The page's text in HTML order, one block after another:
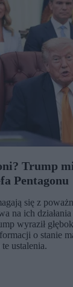
Trump
Pentagonu
się z
na ich
wyraził
o stanie
ustalenia.